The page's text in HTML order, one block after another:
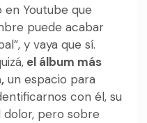
en Youtube que
puede acabar
y vaya que sí.
el álbum más
un espacio para
con él, su
pero sobre